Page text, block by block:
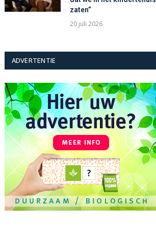
zaten”
20 juli 2026
ADVERTENTIE